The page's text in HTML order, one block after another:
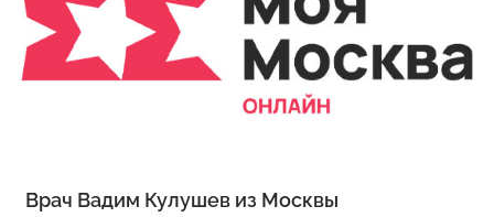
Врач Вадим Кулушев из Москвы